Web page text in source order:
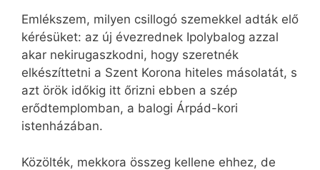
Emlékszem, milyen csillogó szemekkel adták elő
kérésüket: az új évezrednek Ipolybalog azzal
akar nekirugaszkodni, hogy szeretnék
elkészíttetni a Szent Korona hiteles másolatát, s
azt örök időkig itt őrizni ebben a szép
erődtemplomban, a balogi Árpád-kori
istenházában.
Közölték, mekkora összeg kellene ehhez, de